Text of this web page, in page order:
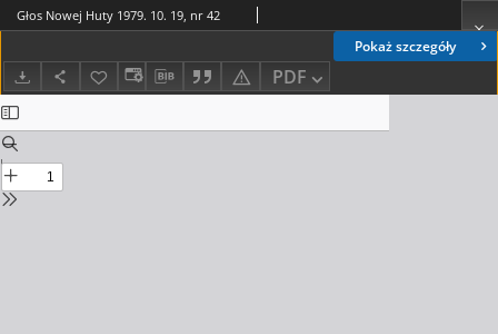
Pokaż szczegóły
PDF
Głos Nowej Huty 1979. 10. 19, nr 42